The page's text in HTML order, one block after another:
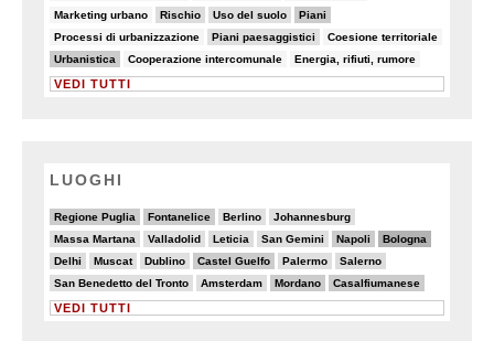
Marketing urbano
5/90 Rischio
19/90 Uso del suolo
10/90 Piani
28/90
Processi di urbanizzazione
8/90 Piani paesaggistici
10/90 Coesione territoriale
8/90
Urbanistica
28/90 Cooperazione intercomunale
7/90 Energia, rifiuti, rumore
6/90
VEDI TUTTI
LUOGHI
Regione Puglia
7/20 Fontanelice
6/20 Berlino
2/20 Johannesburg
3/20
Massa Martana
2/20 Valladolid
3/20 Leticia
5/20 San Gemini
2/20 Napoli
7/20 Bologna
8/20
Delhi
4/20 Muscat
3/20 Dublino
3/20 Castel Guelfo
6/20 Palermo
2/20 Salerno
4/20
San Benedetto del Tronto
3/20 Amsterdam
3/20 Mordano
6/20 Casalfiumanese
6/20
VEDI TUTTI